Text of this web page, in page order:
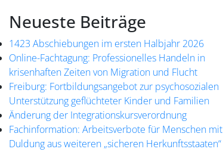
Neueste Beiträge
1423 Abschiebungen im ersten Halbjahr 2026
Online-Fachtagung: Professionelles Handeln in
krisenhaften Zeiten von Migration und Flucht
Freiburg: Fortbildungsangebot zur psychosozialen
Unterstützung geflüchteter Kinder und Familien
Änderung der Integrationskursverordnung
Fachinformation: Arbeitsverbote für Menschen mit
Duldung aus weiteren „sicheren Herkunftsstaaten“